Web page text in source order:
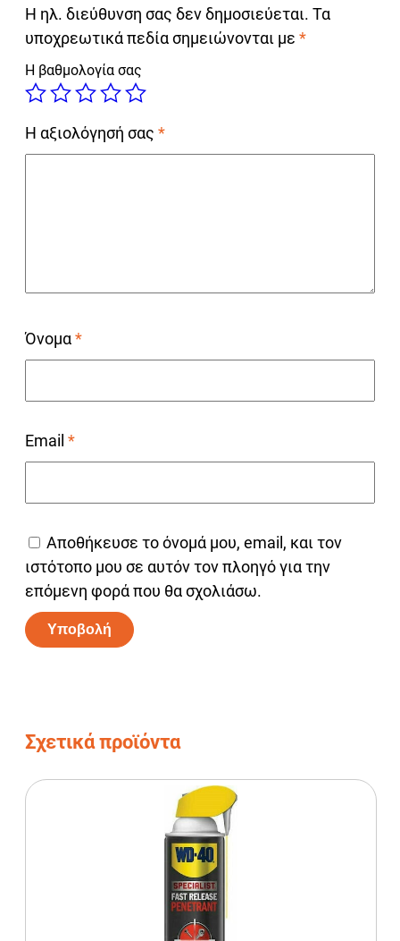
Η ηλ. διεύθυνση σας δεν δημοσιεύεται. Τα
υποχρεωτικά πεδία σημειώνονται με *
Η βαθμολογία σας
Η αξιολόγησή σας *
Όνομα*
Email *
Αποθήκευσε το όνομά μου, email, και τον
ιστότοπο μου σε αυτόν τον πλοηγό για την
επόμενη φορά που θα σχολιάσω.
Σχετικά προϊόντα